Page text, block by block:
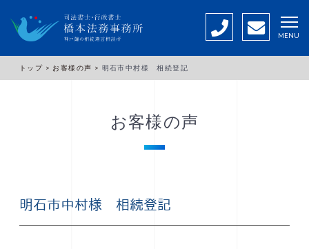
MENU
トップ > お客様の声 > 明石市中村様 相続登記
お客様の声
明石市中村様 相続登記